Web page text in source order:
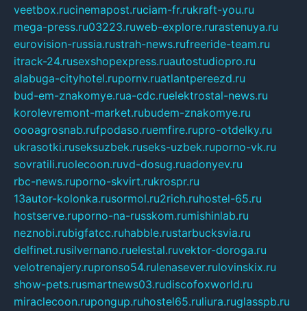
veetbox.rucinemapost.ruciam-fr.rukraft-you.ru
mega-press.ru03223.ruweb-explore.rurastenuya.ru
eurovision-russia.rustrah-news.rufreeride-team.ru
itrack-24.rusexshopexpress.ruautostudiopro.ru
alabuga-cityhotel.rupornv.ruatlantpereezd.ru
bud-em-znakomye.rua-cdc.ruelektrostal-news.ru
korolevremont-market.rubudem-znakomye.ru
oooagrosnab.rufpodaso.ruemfire.rupro-otdelky.ru
ukrasotki.ruseksuzbek.ruseks-uzbek.ruporno-vk.ru
sovratili.ruolecoon.ruvd-dosug.ruadonyev.ru
rbc-news.ruporno-skvirt.rukrospr.ru
13autor-kolonka.rusormol.ru2rich.ruhostel-65.ru
hostserve.ruporno-na-russkom.rumishinlab.ru
neznobi.rubigfatcc.ruhabble.rustarbucksvia.ru
delfinet.rusilvernano.ruelestal.ruvektor-doroga.ru
velotrenajery.rupronso54.rulenasever.rulovinskix.ru
show-pets.rusmartnews03.rudiscofoxworld.ru
miraclecoon.rupongup.ruhostel65.ruliura.ruglasspb.ru